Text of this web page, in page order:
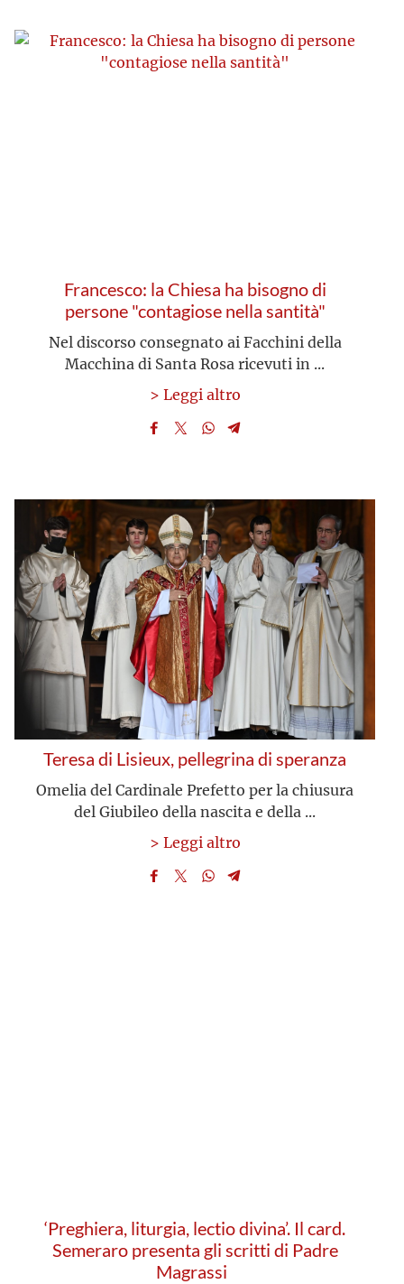
Francesco: la Chiesa ha bisogno di
persone "contagiose nella santità"
Nel discorso consegnato ai Facchini della
Macchina di Santa Rosa ricevuti in ...
> Leggi altro
Teresa di Lisieux, pellegrina di speranza
Omelia del Cardinale Prefetto per la chiusura
del Giubileo della nascita e della ...
> Leggi altro
‘Preghiera, liturgia, lectio divina’. Il card.
Semeraro presenta gli scritti di Padre
Magrassi